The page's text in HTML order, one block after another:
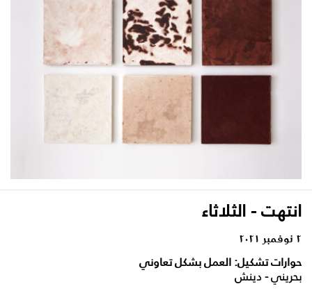
انتهت - الثلاثاء
٢ نوفمبر ٢٠٢١
حوارات تشكيل: العمل بشكل تعاوني
بحريني - دينش